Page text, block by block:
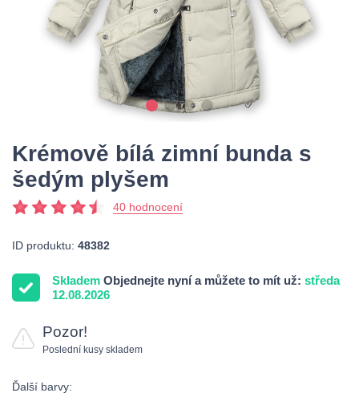
Krémově bílá zimní bunda s
šedým plyšem
40 hodnocení
ID produktu: 48382
Skladem Objednejte nyní a můžete to mít už: středa
12.08.2026
Pozor!
Poslední kusy skladem
Ďalší barvy: